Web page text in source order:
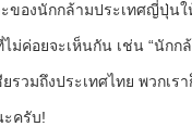
ะของนักกล้ามประเทศญี่ปุ่น
ม่ค่อยจะเห็นกัน เช่น “นัก
รวมถึงประเทศไทย พวกเ
ครับ!